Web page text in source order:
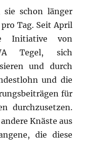
sie schon länger
Tag. Seit April
Initiative von
Tegel, sich
und durch
und die
für
durchzusetzen.
Knäste aus
die diese